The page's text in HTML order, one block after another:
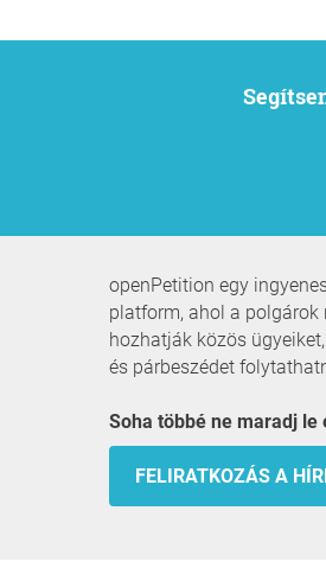
openPetition egy
platform, ahol a polgárok
hozhatják közös
és párbeszédet
Soha többé ne maradj
FELIRATKOZÁS A